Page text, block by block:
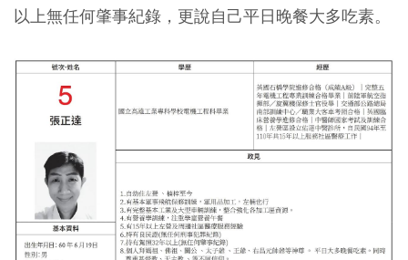
以上無任何肇事紀錄，更說自己平日晚餐大多吃素。